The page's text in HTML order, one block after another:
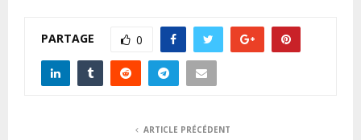
PARTAGE 0
ARTICLE PRÉCÉDENT